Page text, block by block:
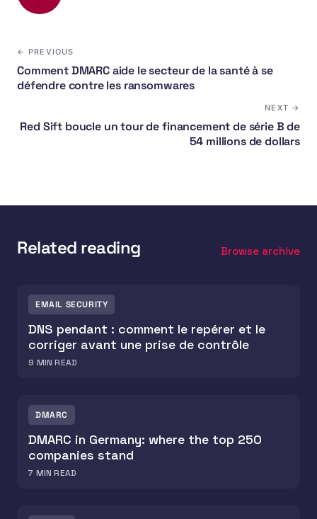
← PREVIOUS
Comment DMARC aide le secteur de la santé à se
défendre contre les ransomwares
NEXT →
Red Sift boucle un tour de financement de série B de
54 millions de dollars
Related reading Browse archive
EMAIL SECURITY
DNS pendant : comment le repérer et le
corriger avant une prise de contrôle
9 MIN READ
DMARC
DMARC in Germany: where the top 250
companies stand
7 MIN READ